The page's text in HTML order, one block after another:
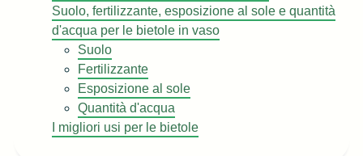
Suolo, fertilizzante, esposizione al sole e quantità
d'acqua per le bietole in vaso
Suolo
Fertilizzante
Esposizione al sole
Quantità d'acqua
I migliori usi per le bietole